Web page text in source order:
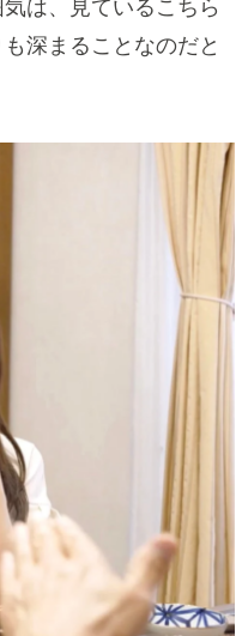
は、見ているこちら
深まることなのだと